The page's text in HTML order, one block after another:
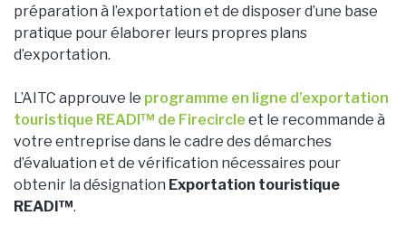
préparation à l’exportation et de disposer d’une base
pratique pour élaborer leurs propres plans
d’exportation.
L’AITC approuve le programme en ligne d’exportation
touristique READI™ de Firecircle et le recommande à
votre entreprise dans le cadre des démarches
d’évaluation et de vérification nécessaires pour
obtenir la désignation Exportation touristique
READI™.